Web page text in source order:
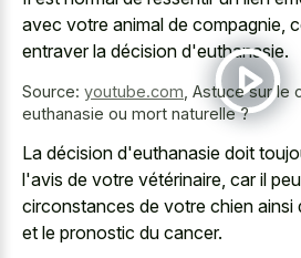
avec votre animal de compagnie,
entraver la décision d'euthanasie.
Source: youtube.com Astuce sur le
euthanasie ou mort naturelle ?
La décision d'euthanasie doit
l'avis de votre vétérinaire, car il
circonstances de votre chien ainsi
et le pronostic du cancer.